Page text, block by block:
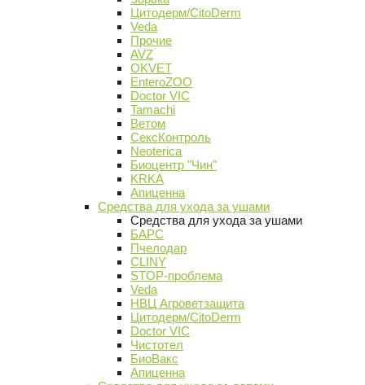
Цитодерм/CitoDerm
Veda
Прочие
AVZ
OKVET
EnteroZOO
Doctor VIC
Tamachi
Ветом
СексКонтроль
Neoterica
Биоцентр "Чин"
KRKA
Апиценна
Средства для ухода за ушами
Средства для ухода за ушами
БАРС
Пчелодар
CLINY
STOP-проблема
Veda
НВЦ Агроветзащита
Цитодерм/CitoDerm
Doctor VIC
Чистотел
БиоВакс
Апиценна